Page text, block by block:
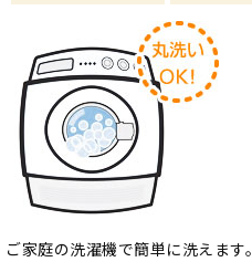
ご家庭の洗濯機で簡単に洗えます。